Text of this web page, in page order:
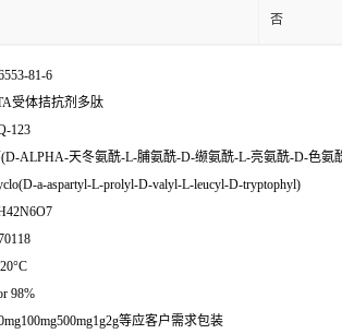
否
81-6
受体拮抗剂多肽
123
ALPHA-天冬氨酰-L-脯氨酰-D-缬氨酰-L-亮氨酰-D-色氨
a-aspartyl-L-prolyl-D-valyl-L-leucyl-D-tryptophyl)
98%
等应客户需求包装